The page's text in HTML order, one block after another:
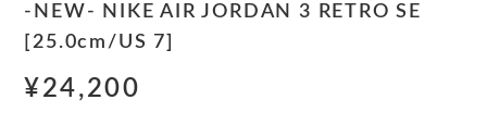
-NEW- NIKE AIR JORDAN 3 RETRO SE
[25.0cm/US 7]
¥24,200